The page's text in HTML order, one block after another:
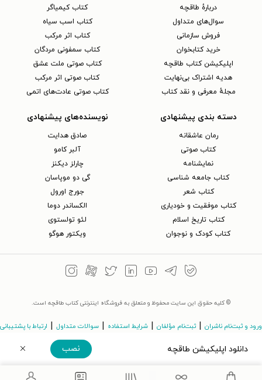
دانلود اپلیکیشن طاقچه نصب
دربارهٔ طاقچه
سوال‌های متداول
فروش سازمانی
خرید کتابخوان
اپلیکیشن کتاب طاقچه
هدیه اشتراک بی‌نهایت
مجلهٔ معرفی و نقد کتاب
کتاب کیمیاگر
کتاب اسب سیاه
کتاب اثر مرکب
کتاب سمفونی مردگان
کتاب صوتی ملت عشق
کتاب صوتی اثر مرکب
کتاب صوتی عادت‌های اتمی
دسته بندی پیشنهادی
رمان عاشقانه
کتاب‌ صوتی
نمایشنامه
کتاب جامعه شناسی
کتاب شعر
کتاب موفقیت و خودیاری
کتاب تاریخ اسلام
کتاب کودک و نوجوان
نویسنده‌های پیشنهادی
صادق هدایت
آلبر کامو
چارلز دیکنز
گی دو موپاسان
جورج اورول
الکساندر دوما
لئو تولستوی
ویکتور هوگو
© کلیه حقوق این سایت محفوظ و متعلق به فروشگاه اینترنتی کتاب طاقچه است.
ورود و ثبت‌نام ناشران | ثبت‌نام مؤلفان | شرایط استفاده | سوالات متداول | ارتباط با پشتیبانی
©Taaghche.com 3.243.11